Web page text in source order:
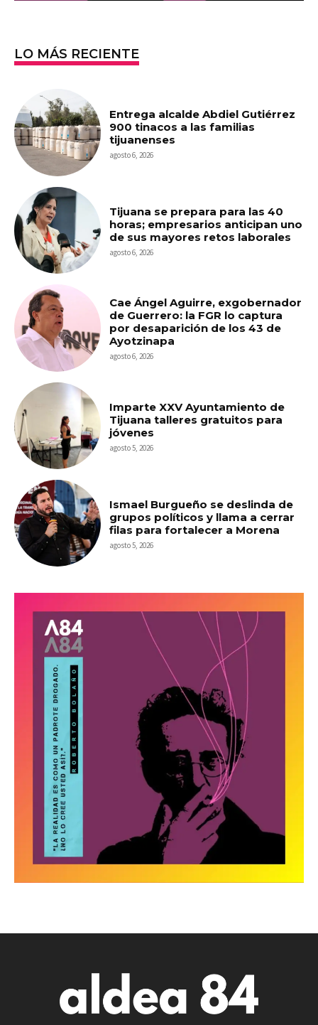
LO MÁS RECIENTE
Entrega alcalde Abdiel Gutiérrez
900 tinacos a las familias
tijuanenses
agosto 6, 2026
Tijuana se prepara para las 40
horas; empresarios anticipan uno
de sus mayores retos laborales
agosto 6, 2026
Cae Ángel Aguirre, exgobernador
de Guerrero: la FGR lo captura
por desaparición de los 43 de
Ayotzinapa
agosto 6, 2026
Imparte XXV Ayuntamiento de
Tijuana talleres gratuitos para
jóvenes
agosto 5, 2026
Ismael Burgueño se deslinda de
grupos políticos y llama a cerrar
filas para fortalecer a Morena
agosto 5, 2026